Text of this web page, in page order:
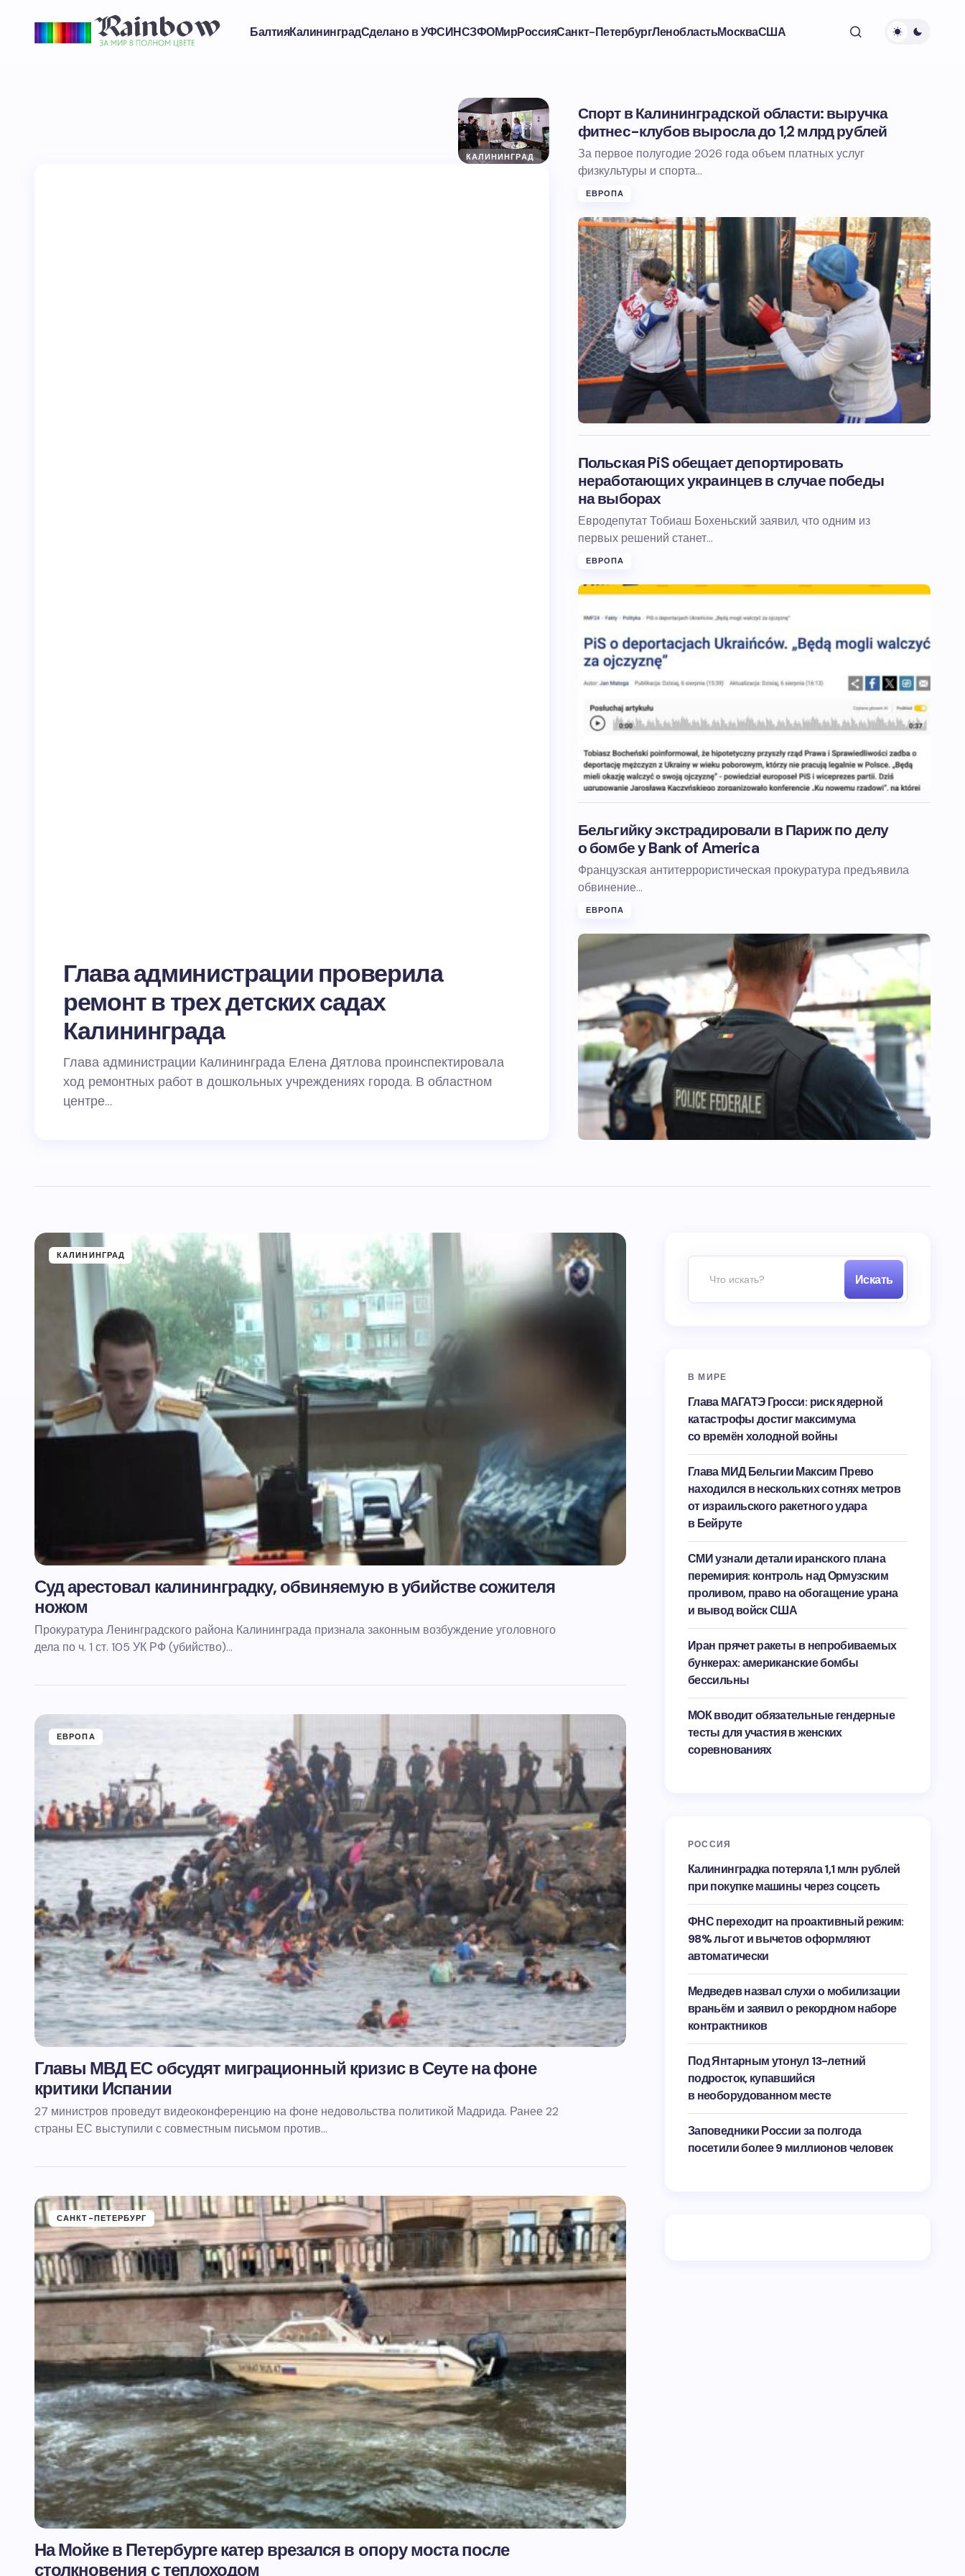
БалтияКалининградСделано в УФСИНСЗФОМирРоссияСанкт-ПетербургЛенобластьМоскваСША
КАЛИНИНГРАД
Глава администрации проверила
ремонт в трех детских садах
Калининграда
Глава администрации Калининграда Елена Дятлова проинспектировала
ход ремонтных работ в дошкольных учреждениях города. В областном
центре…
Спорт в Калининградской области: выручка
фитнес-клубов выросла до 1,2 млрд рублей
За первое полугодие 2026 года объем платных услуг
физкультуры и спорта…
ЕВРОПА
Польская PiS обещает депортировать
неработающих украинцев в случае победы
на выборах
Евродепутат Тобиаш Бохеньский заявил, что одним из
первых решений станет…
ЕВРОПА
Бельгийку экстрадировали в Париж по делу
о бомбе у Bank of America
Французская антитеррористическая прокуратура предъявила
обвинение…
ЕВРОПА
КАЛИНИНГРАД
Суд арестовал калининградку, обвиняемую в убийстве сожителя
ножом
Прокуратура Ленинградского района Калининграда признала законным возбуждение уголовного
дела по ч. 1 ст. 105 УК РФ (убийство)…
ЕВРОПА
Главы МВД ЕС обсудят миграционный кризис в Сеуте на фоне
критики Испании
27 министров проведут видеоконференцию на фоне недовольства политикой Мадрида. Ранее 22
страны ЕС выступили с совместным письмом против…
САНКТ-ПЕТЕРБУРГ
На Мойке в Петербурге катер врезался в опору моста после
столкновения с теплоходом
Искать
В МИРЕ
Глава МАГАТЭ Гросси: риск ядерной
катастрофы достиг максимума
со времён холодной войны
Глава МИД Бельгии Максим Прево
находился в нескольких сотнях метров
от израильского ракетного удара
в Бейруте
СМИ узнали детали иранского плана
перемирия: контроль над Ормузским
проливом, право на обогащение урана
и вывод войск США
Иран прячет ракеты в непробиваемых
бункерах: американские бомбы
бессильны
МОК вводит обязательные гендерные
тесты для участия в женских
соревнованиях
РОССИЯ
Калининградка потеряла 1,1 млн рублей
при покупке машины через соцсеть
ФНС переходит на проактивный режим:
98% льгот и вычетов оформляют
автоматически
Медведев назвал слухи о мобилизации
враньём и заявил о рекордном наборе
контрактников
Под Янтарным утонул 13-летний
подросток, купавшийся
в необорудованном месте
Заповедники России за полгода
посетили более 9 миллионов человек